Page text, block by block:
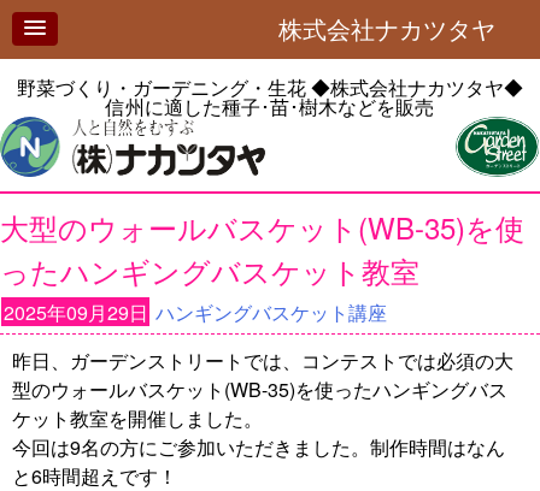
株式会社ナカツタヤ
野菜づくり・ガーデニング・生花◆株式会社ナカツタヤ◆
信州に適した種子･苗･樹木などを販売
大型のウォールバスケット(WB-35)を使
ったハンギングバスケット教室
2025年09月29日 ハンギングバスケット講座
昨日、ガーデンストリートでは、コンテストでは必須の大
型のウォールバスケット(WB-35)を使ったハンギングバス
ケット教室を開催しました。
今回は9名の方にご参加いただきました。制作時間はなん
と6時間超えです！